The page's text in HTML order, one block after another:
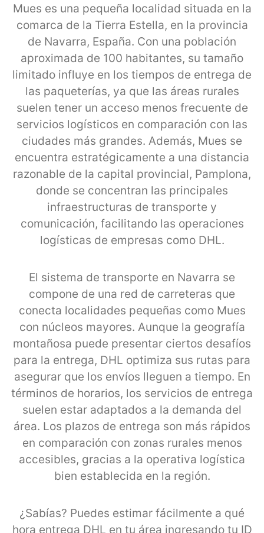
Mues es una pequeña localidad situada en la
comarca de la Tierra Estella, en la provincia
de Navarra, España. Con una población
aproximada de 100 habitantes, su tamaño
limitado influye en los tiempos de entrega de
las paqueterías, ya que las áreas rurales
suelen tener un acceso menos frecuente de
servicios logísticos en comparación con las
ciudades más grandes. Además, Mues se
encuentra estratégicamente a una distancia
razonable de la capital provincial, Pamplona,
donde se concentran las principales
infraestructuras de transporte y
comunicación, facilitando las operaciones
logísticas de empresas como DHL.
El sistema de transporte en Navarra se
compone de una red de carreteras que
conecta localidades pequeñas como Mues
con núcleos mayores. Aunque la geografía
montañosa puede presentar ciertos desafíos
para la entrega, DHL optimiza sus rutas para
asegurar que los envíos lleguen a tiempo. En
términos de horarios, los servicios de entrega
suelen estar adaptados a la demanda del
área. Los plazos de entrega son más rápidos
en comparación con zonas rurales menos
accesibles, gracias a la operativa logística
bien establecida en la región.
¿Sabías? Puedes estimar fácilmente a qué
hora entrega DHL en tu área ingresando tu ID